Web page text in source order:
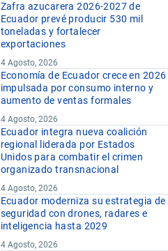
Zafra azucarera 2026-2027 de
Ecuador prevé producir 530 mil
toneladas y fortalecer
exportaciones
4 Agosto, 2026
Economía de Ecuador crece en 2026
impulsada por consumo interno y
aumento de ventas formales
4 Agosto, 2026
Ecuador integra nueva coalición
regional liderada por Estados
Unidos para combatir el crimen
organizado transnacional
4 Agosto, 2026
Ecuador moderniza su estrategia de
seguridad con drones, radares e
inteligencia hasta 2029
4 Agosto, 2026